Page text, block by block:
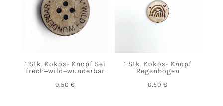
1 Stk. Kokos- Knopf Sei
frech+wild+wunderbar
0,50 €
1 Stk. Kokos- Knopf
Regenbogen
0,50€